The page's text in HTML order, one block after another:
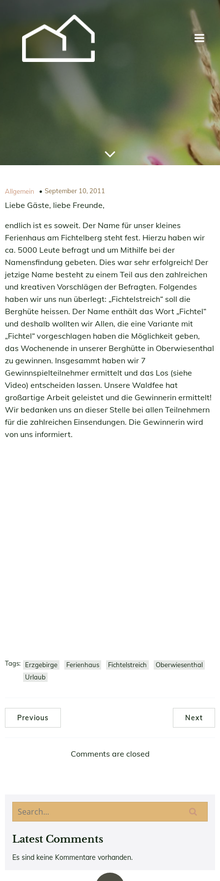
Allgemein September 10, 2011
Liebe Gäste, liebe Freunde,
endlich ist es soweit. Der Name für unser kleines
Ferienhaus am Fichtelberg steht fest. Hierzu haben wir
ca. 5000 Leute befragt und um Mithilfe bei der
Namensfindung gebeten. Dies war sehr erfolgreich! Der
jetzige Name besteht zu einem Teil aus den zahlreichen
und kreativen Vorschlägen der Befragten. Folgendes
haben wir uns nun überlegt: „Fichtelstreich“ soll die
Berghüte heissen. Der Name enthält das Wort „Fichtel“
und deshalb wollten wir Allen, die eine Variante mit
„Fichtel“ vorgeschlagen haben die Möglichkeit geben,
das Wochenende in unserer Berghütte in Oberwiesenthal
zu gewinnen. Insgesammt haben wir 7
Gewinnspielteilnehmer ermittelt und das Los (siehe
Video) entscheiden lassen. Unsere Waldfee hat
großartige Arbeit geleistet und die Gewinnerin ermittelt!
Wir bedanken uns an dieser Stelle bei allen Teilnehmern
für die zahlreichen Einsendungen. Die Gewinnerin wird
von uns informiert.
Tags: Erzgebirge Ferienhaus Fichtelstreich
Oberwiesenthal
Urlaub
Previous Next
Comments are closed
Latest Comments
Es sind keine Kommentare vorhanden.